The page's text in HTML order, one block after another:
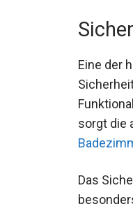
Eine der
sorgt die
Das